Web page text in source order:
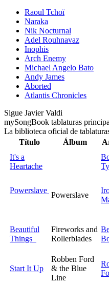
Raoul Tchoï
Naraka
Nik Nocturnal
Adel Rouhnavaz
Inophis
Arch Enemy
Michael Angelo Bato
Andy James
Aborted
Atlantis Chronicles
Sigue Javier Valdi
mySongBook tablaturas
La biblioteca oficial de
Título
Álbum
It's a
Heartache
Powerslave
Powerslave
Beautiful
Things
Fireworks and
Rollerblades
Start It Up
Robben Ford
& the Blue
Line